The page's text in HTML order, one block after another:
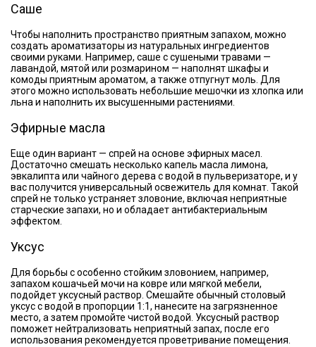
Саше
Чтобы наполнить пространство приятным запахом, можно
создать ароматизаторы из натуральных ингредиентов
своими руками. Например, саше с сушеными травами —
лавандой, мятой или розмарином — наполнят шкафы и
комоды приятным ароматом, а также отпугнут моль. Для
этого можно использовать небольшие мешочки из хлопка или
льна и наполнить их высушенными растениями.
Эфирные масла
Еще один вариант — спрей на основе эфирных масел.
Достаточно смешать несколько капель масла лимона,
эвкалипта или чайного дерева с водой в пульверизаторе, и у
вас получится универсальный освежитель для комнат. Такой
спрей не только устраняет зловоние, включая неприятные
старческие запахи, но и обладает антибактериальным
эффектом.
Уксус
Для борьбы с особенно стойким зловонием, например,
запахом кошачьей мочи на ковре или мягкой мебели,
подойдет уксусный раствор. Смешайте обычный столовый
уксус с водой в пропорции 1:1, нанесите на загрязненное
место, а затем промойте чистой водой. Уксусный раствор
поможет нейтрализовать неприятный запах, после его
использования рекомендуется проветривание помещения.